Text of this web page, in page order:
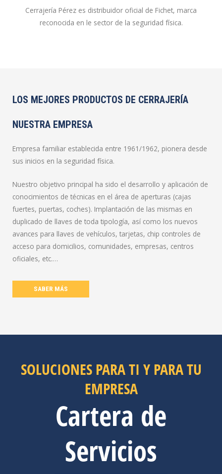
Cerrajería Pérez es distribuidor oficial de Fichet, marca
reconocida en le sector de la seguridad física.
LOS MEJORES PRODUCTOS DE CERRAJERÍA
NUESTRA EMPRESA
Empresa familiar establecida entre 1961/1962, pionera desde
sus inicios en la seguridad física.
Nuestro objetivo principal ha sido el desarrollo y aplicación de
conocimientos de técnicas en el área de aperturas (cajas
fuertes, puertas, coches). Implantación de las mismas en
duplicado de llaves de toda tipología, así como los nuevos
avances para llaves de vehículos, tarjetas, chip controles de
acceso para domicilios, comunidades, empresas, centros
oficiales, etc.…
SABER MÁS
SOLUCIONES PARA TI Y PARA TU
EMPRESA
Cartera de
Servicios